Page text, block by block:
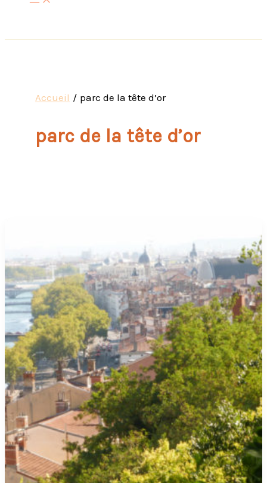
Accueil parc de la tête d’or
parc de la tête d’or